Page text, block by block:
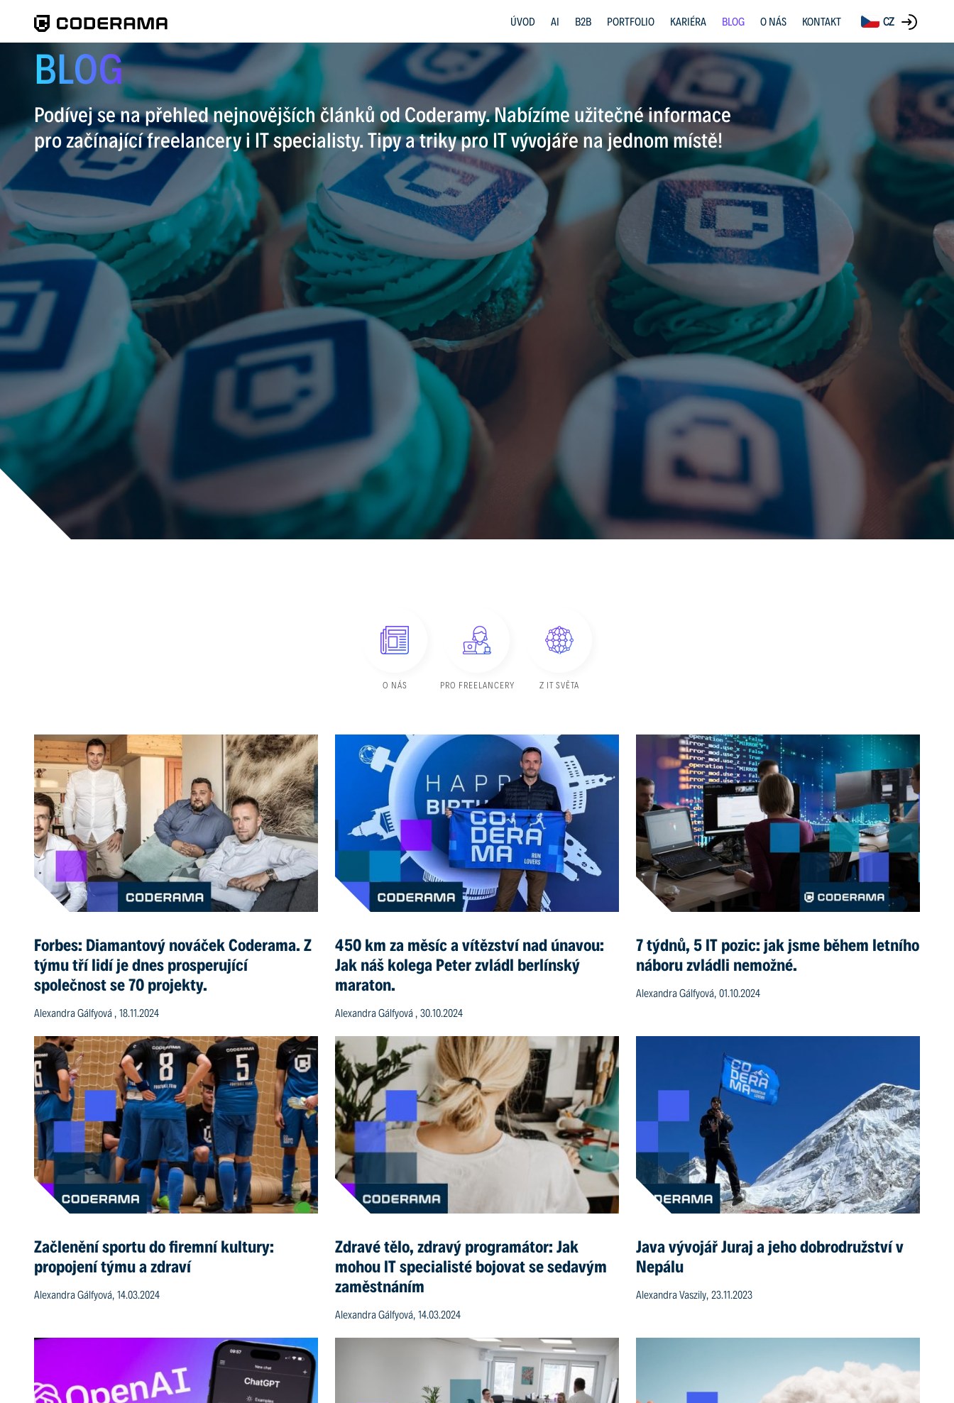
ÚVOD AI B2B PORTFOLIO KARIÉRA BLOG O NÁS KONTAKT CZ
BLOG
Podívej se na přehled nejnovějších článků od Coderamy. Nabízíme užitečné informace
pro začínající freelancery i IT specialisty. Tipy a triky pro IT vývojáře na jednom místě!
O NÁS PRO FREELANCERY Z IT SVĚTA
Forbes: Diamantový nováček Coderama. Z
týmu tří lidí je dnes prosperující
společnost se 70 projekty.
Alexandra Gálfyová , 18.11.2024
450 km za měsíc a vítězství nad únavou:
Jak náš kolega Peter zvládl berlínský
maraton.
Alexandra Gálfyová , 30.10.2024
7 týdnů, 5 IT pozic: jak jsme během letního
náboru zvládli nemožné.
Alexandra Gálfyová, 01.10.2024
Začlenění sportu do firemní kultury:
propojení týmu a zdraví
Alexandra Gálfyová, 14.03.2024
Zdravé tělo, zdravý programátor: Jak
mohou IT specialisté bojovat se sedavým
zaměstnáním
Alexandra Gálfyová, 14.03.2024
Java vývojář Juraj a jeho dobrodružství v
Nepálu
Alexandra Vaszily, 23.11.2023